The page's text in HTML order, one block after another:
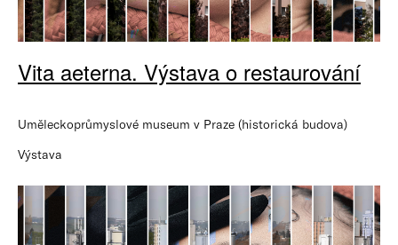
Vita aeterna. Výstava o restaurování
Uměleckoprůmyslové museum v Praze (historická budova)
Výstava